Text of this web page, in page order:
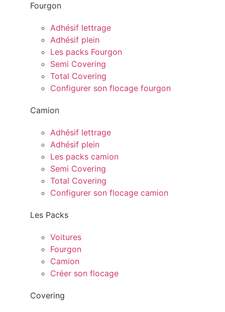
Fourgon
Adhésif lettrage
Adhésif plein
Les packs Fourgon
Semi Covering
Total Covering
Configurer son flocage fourgon
Camion
Adhésif lettrage
Adhésif plein
Les packs camion
Semi Covering
Total Covering
Configurer son flocage camion
Les Packs
Voitures
Fourgon
Camion
Créer son flocage
Covering